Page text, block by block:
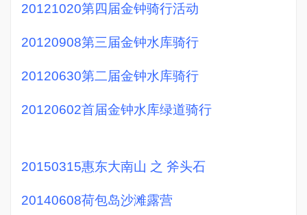
20121020第四届金钟骑行活动
20120908第三届金钟水库骑行
20120630第二届金钟水库骑行
20120602首届金钟水库绿道骑行
20150315惠东大南山 之 斧头石
20140608荷包岛沙滩露营